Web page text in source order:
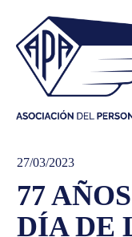
27/03/2023
77
DÍA DE